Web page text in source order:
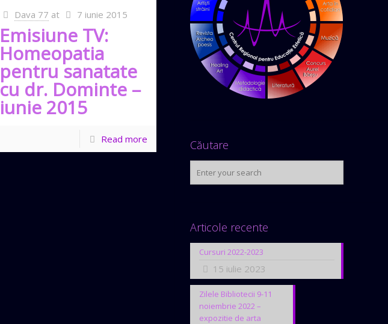
Dava 77 at 7 iunie 2015
Emisiune TV:
Homeopatia
pentru sanatate
cu dr. Dominte –
iunie 2015
Read more Căutare
Articole recente
Cursuri 2022-2023
15 iulie 2023
Zilele Bibliotecii 9-11
noiembrie 2022 –
expozitie de arta